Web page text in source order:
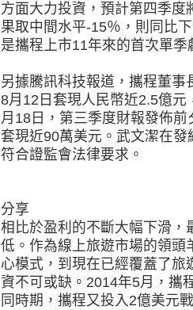
方面大力投資，預計第四季
果取中間水平-15％，則同比
是攜程上市11年來的首次單季
另據騰訊科技報道，攜程董
8月12日套現人民幣近2.5億
月18日，第三季度財報發佈
套現近90萬美元。武文潔在
符合證監會法律要求。
分享
相比於盈利的不斷大幅下滑，
低。作為線上旅遊市場的領頭
心模式，到現在已經覆蓋了
資不可或缺。2014年5月，攜
同時期，攜程又投入2億美元